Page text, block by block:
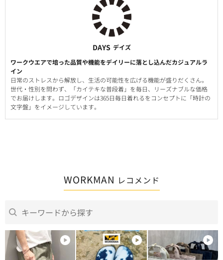
DAYS デイズ
ワークウエアで培った品質や機能をデイリーに落とし込んだカジュアルラ
イン
日常のストレスから解放し、生活の可能性を広げる機能が盛りだくさん。
世代・性別を問わず、「カイテキな普段着」を毎日、リーズナブルな価格
でお届けします。ロゴデザインは365日毎日着れるをコンセプトに「時計の
文字盤」をイメージしています。
WORKMAN レコメンド